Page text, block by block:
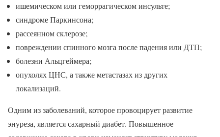
ишемическом или геморрагическом инсульте;
синдроме Паркинсона;
рассеянном склерозе;
повреждении спинного мозга после падения или ДТП;
болезни Альцгеймера;
опухолях ЦНС, а также метастазах из других
локализаций.
Одним из заболеваний, которое провоцирует развитие
энуреза, является сахарный диабет. Повышенное